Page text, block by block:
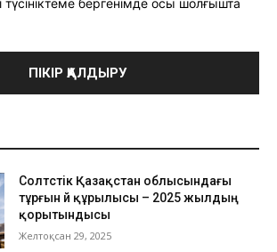
Солтүстік Қазақстан облысындағы
тұрғын үй құрылысы – 2025 жылдың
қорытындысы
Желтоқсан 29, 2025